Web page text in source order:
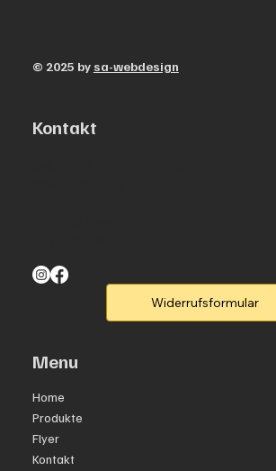
© 2025 by sa-webdesign
Kontakt
Widerrufsformular
Menu
Home
Produkte
Flyer
Kontakt